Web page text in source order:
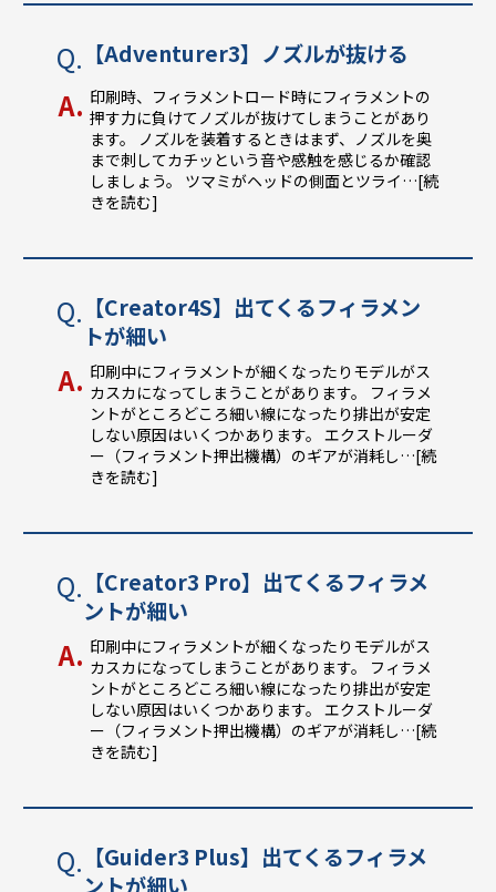
【Adventurer3】ノズルが抜ける
印刷時、フィラメントロード時にフィラメントの
押す力に負けてノズルが抜けてしまうことがあり
ます。 ノズルを装着するときはまず、ノズルを奥
まで刺してカチッという音や感触を感じるか確認
しましょう。 ツマミがヘッドの側面とツライ…[続
きを読む]
【Creator4S】出てくるフィラメン
トが細い
印刷中にフィラメントが細くなったりモデルがス
カスカになってしまうことがあります。 フィラメ
ントがところどころ細い線になったり排出が安定
しない原因はいくつかあります。 エクストルーダ
ー（フィラメント押出機構）のギアが消耗し…[続
きを読む]
【Creator3 Pro】出てくるフィラメ
ントが細い
印刷中にフィラメントが細くなったりモデルがス
カスカになってしまうことがあります。 フィラメ
ントがところどころ細い線になったり排出が安定
しない原因はいくつかあります。 エクストルーダ
ー（フィラメント押出機構）のギアが消耗し…[続
きを読む]
【Guider3 Plus】出てくるフィラメ
ントが細い